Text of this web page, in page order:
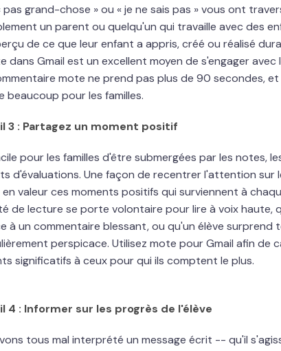
pas grand-chose » ou « je ne sais pas » vous ont
un parent ou quelqu'un qui travaille avec des
de ce que leur enfant a appris, créé ou réalisé
dans Gmail est un excellent moyen de s'engager avec
mote ne prend pas plus de 90 secondes,
beaucoup pour les familles.
3 : Partagez un moment positif
pour les familles d'être submergées par les notes,
d'évaluations. Une façon de recentrer l'attention sur
valeur ces moments positifs qui surviennent à
de lecture se porte volontaire pour lire à voix haute,
à un commentaire blessant, ou qu'un élève surprend
perspicace. Utilisez mote pour Gmail afin
significatifs à ceux pour qui ils comptent le plus.
4 : Informer sur les progrès de l'élève
tous mal interprété un message écrit -- qu'il